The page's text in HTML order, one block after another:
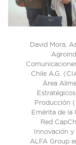
David Mora,
Chile A.G.
Área
Producción
Emérita de la
Red
Innovación
ALFA Group